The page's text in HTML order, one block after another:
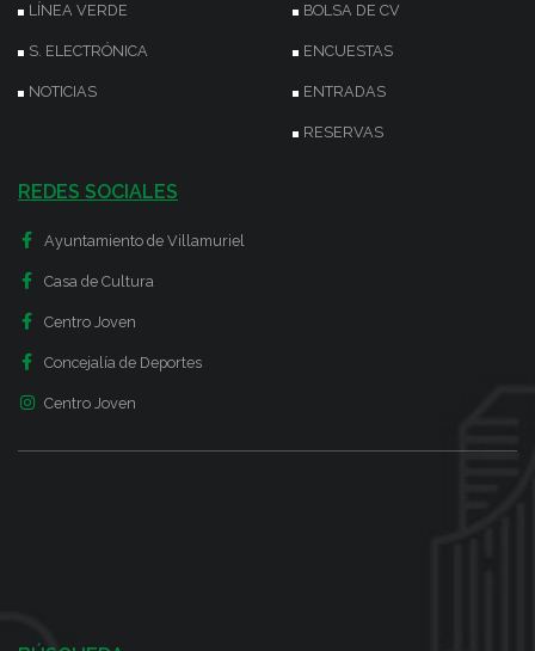
LÍNEA VERDE
S. ELECTRÓNICA
NOTICIAS
BOLSA DE CV
ENCUESTAS
ENTRADAS
RESERVAS
REDES SOCIALES
Ayuntamiento de Villamuriel
Casa de Cultura
Centro Joven
Concejalía de Deportes
Centro Joven